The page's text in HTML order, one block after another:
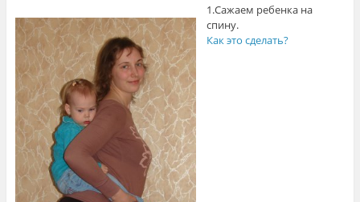
1.Сажаем ребенка на
спину.
Как это сделать?